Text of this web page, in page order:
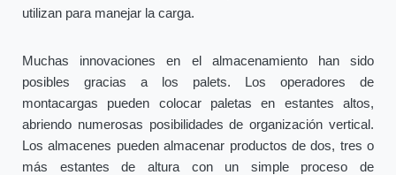
utilizan para manejar la carga.
Muchas innovaciones en el almacenamiento han sido
posibles gracias a los palets. Los operadores de
montacargas pueden colocar paletas en estantes altos,
abriendo numerosas posibilidades de organización vertical.
Los almacenes pueden almacenar productos de dos, tres o
más estantes de altura con un simple proceso de